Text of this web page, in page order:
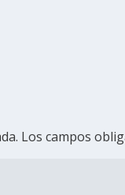
Los campos